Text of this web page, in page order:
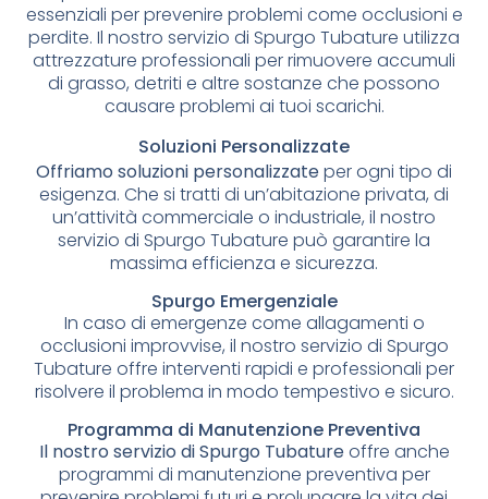
essenziali per prevenire problemi come occlusioni e
perdite. Il nostro servizio di Spurgo Tubature utilizza
attrezzature professionali per rimuovere accumuli
di grasso, detriti e altre sostanze che possono
causare problemi ai tuoi scarichi.
Soluzioni Personalizzate
Offriamo soluzioni personalizzateper ogni tipo di
esigenza. Che si tratti di un’abitazione privata, di
un’attività commerciale o industriale, il nostro
servizio di Spurgo Tubature può garantire la
massima efficienza e sicurezza.
Spurgo Emergenziale
In caso di emergenze come allagamenti o
occlusioni improvvise, il nostro servizio di Spurgo
Tubature offre interventi rapidi e professionali per
risolvere il problema in modo tempestivo e sicuro.
Programma di Manutenzione Preventiva
Il nostro servizio di Spurgo Tubatureoffre anche
programmi di manutenzione preventiva per